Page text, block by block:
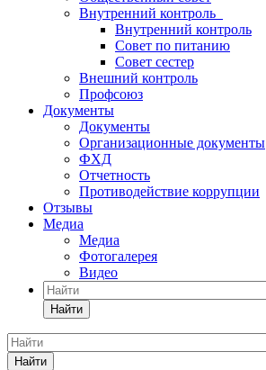
Внутренний контроль
Внутренний контроль
Совет по питанию
Совет сестер
Внешний контроль
Профсоюз
Документы
Документы
Организационные документы
ФХД
Отчетность
Противодействие коррупции
Отзывы
Медиа
Медиа
Фотогалерея
Видео
Найти
Найти